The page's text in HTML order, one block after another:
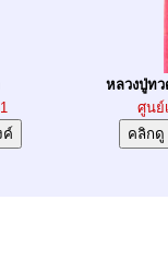
หลวงปู่ท
ศูนย์